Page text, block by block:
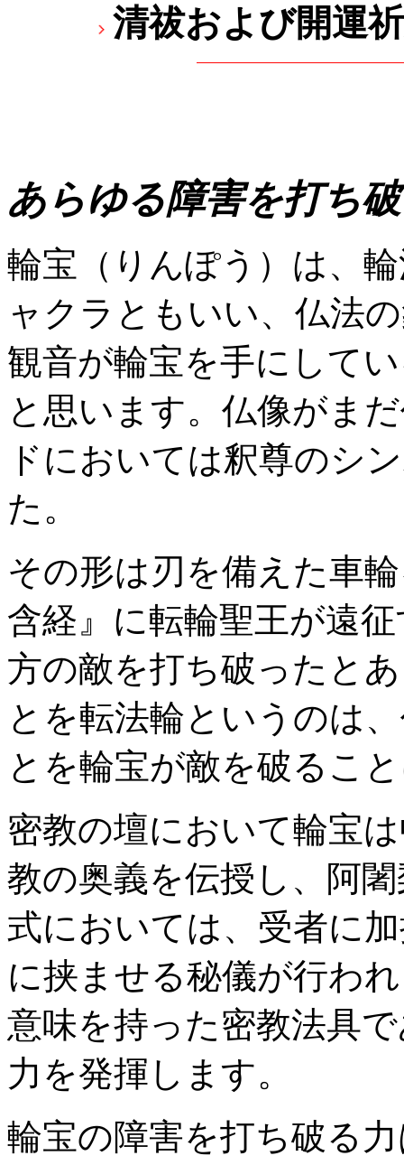
清祓および開運
あらゆる障害を打ち
輪宝（りんぽう）は、
ャクラともいい、仏法
観音が輪宝を手にして
と思います。仏像がま
ドにおいては釈尊のシ
た。
その形は刃を備えた車
含経』に転輪聖王が遠
方の敵を打ち破ったと
とを転法輪というのは
とを輪宝が敵を破るこ
密教の壇において輪宝
教の奥義を伝授し、阿
式においては、受者に
に挟ませる秘儀が行わ
意味を持った密教法具
力を発揮します。
輪宝の障害を打ち破る